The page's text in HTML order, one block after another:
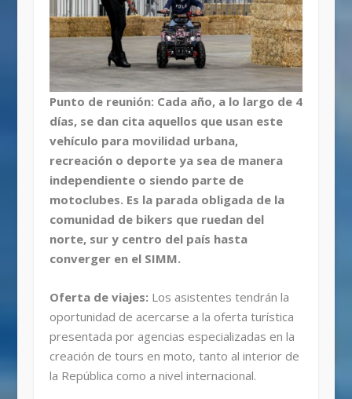
Punto de reunión: Cada año, a lo largo de 4
días, se dan cita aquellos que usan este
vehículo para movilidad urbana,
recreación o deporte ya sea de manera
independiente o siendo parte de
motoclubes. Es la parada obligada de la
comunidad de bikers que ruedan del
norte, sur y centro del país hasta
converger en el SIMM.
Oferta de viajes: Los asistentes tendrán la
oportunidad de acercarse a la oferta turística
presentada por agencias especializadas en la
creación de tours en moto, tanto al interior de
la República como a nivel internacional.